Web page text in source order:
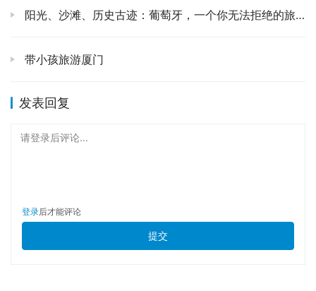
国”！🌊🌴 站在南海观音像下，仰望那尊庄严的佛像，内心
了。✨ 那天的阳光特别好，金色的光芒洒在佛像上，泛着圣
捕捉到那种身临其境的震撼。📸
🏖️ 赤脚踩在柔软的沙滩上，海浪一阵阵地涌过来，轻柔地
抚摸着脚背，那种冰凉又细腻的感觉，简直是享受！听着海
浪声，看着海天一色，感觉时间都慢了下来，所有的喧嚣都
阳光、沙滩、历史古迹：葡萄牙，一个你无法拒绝的旅行目的地
带小孩旅游厦门
发表回复
请登录后评论...
登录后才能评论
提交